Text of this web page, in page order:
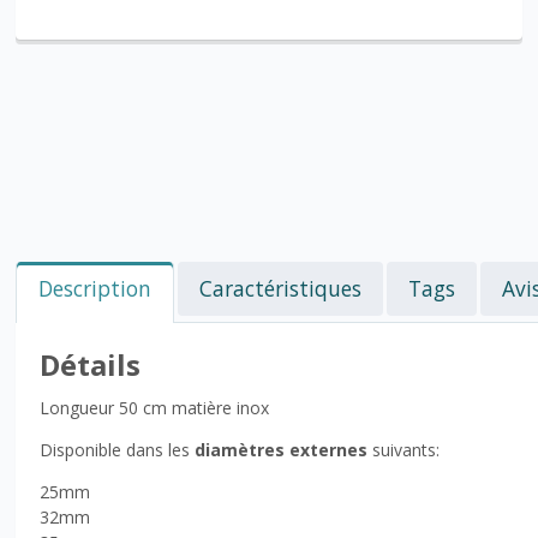
Description Caractéristiques Tags
Détails
Longueur 50 cm matière inox
Disponible dans les diamètres externes suivants:
25mm
32mm